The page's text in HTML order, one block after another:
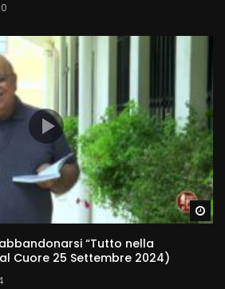
0
“Tutto nella
Cuore 25 Settembre 2024)